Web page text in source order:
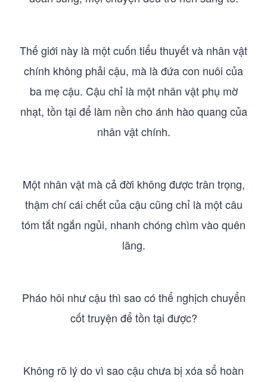
Thế giới này là một cuốn tiểu thuyết và nhân vật
chính không phải cậu, mà là đứa con nuôi của
ba mẹ cậu. Cậu chỉ là một nhân vật phụ mờ
nhạt, tồn tại để làm nền cho ánh hào quang của
nhân vật chính.
Một nhân vật mà cả đời không được trân trọng,
thậm chí cái chết của cậu cũng chỉ là một câu
tóm tắt ngắn ngủi, nhanh chóng chìm vào quên
lãng.
Pháo hôi như cậu thì sao có thể nghịch chuyển
cốt truyện để tồn tại được?
Không rõ lý do vì sao cậu chưa bị xóa sổ hoàn